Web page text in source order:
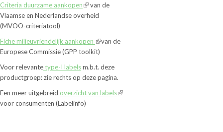
Criteria duurzame aankopen
van de
Vlaamse en Nederlandse overheid
(MVOO-criteriatool)
Fiche milieuvriendelijk aankopen
van de
Europese Commissie (GPP toolkit)
Voor relevante type-I labelsm.b.t. deze
productgroep: zie rechts op deze pagina.
Een meer uitgebreid overzicht van labels
voor consumenten (Labelinfo)